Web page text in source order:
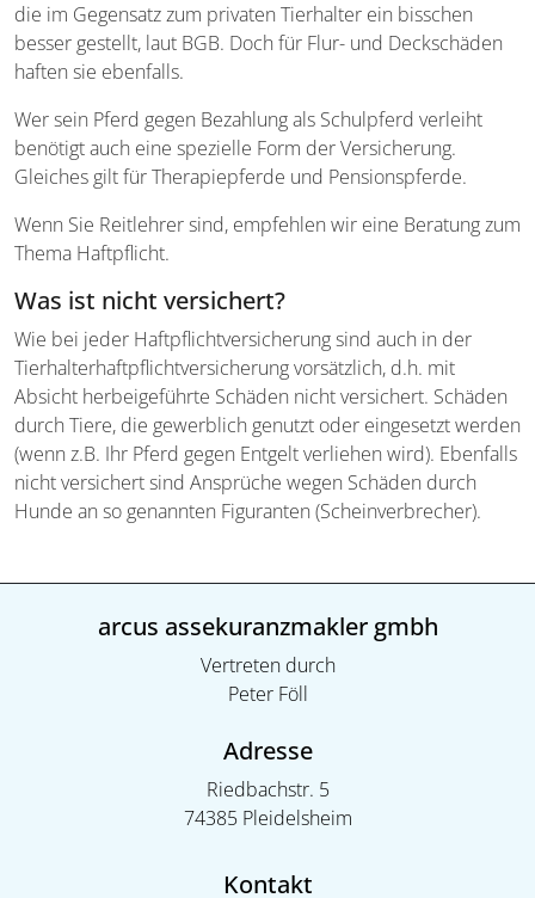
die im Gegensatz zum privaten Tierhalter ein bisschen
besser gestellt, laut BGB. Doch für Flur- und Deckschäden
haften sie ebenfalls.
Wer sein Pferd gegen Bezahlung als Schulpferd verleiht
benötigt auch eine spezielle Form der Versicherung.
Gleiches gilt für Therapiepferde und Pensionspferde.
Wenn Sie Reitlehrer sind, empfehlen wir eine Beratung zum
Thema Haftpflicht.
Was ist nicht versichert?
Wie bei jeder Haftpflichtversicherung sind auch in der
Tierhalterhaftpflichtversicherung vorsätzlich, d.h. mit
Absicht herbeigeführte Schäden nicht versichert. Schäden
durch Tiere, die gewerblich genutzt oder eingesetzt werden
(wenn z.B. Ihr Pferd gegen Entgelt verliehen wird). Ebenfalls
nicht versichert sind Ansprüche wegen Schäden durch
Hunde an so genannten Figuranten (Scheinverbrecher).
arcus assekuranzmakler gmbh
Vertreten durch
Peter Föll
Adresse
Riedbachstr. 5
74385 Pleidelsheim
Kontakt